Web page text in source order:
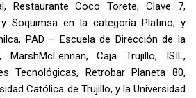
Restaurante Coco Torete, Clave 7,
y Soquimsa en la categoría Platino; y
PAD – Escuela de Dirección de la
MarshMcLennan, Caja Trujillo, ISIL,
Tecnológicas, Retrobar Planeta 80,
Católica de Trujillo, y la Universidad